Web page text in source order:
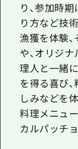
り、参加時
り方など技
漁獲を体験
や、オリジ
理人と一緒
を得る喜び
しみなどを
料理メニュ
カルパッチ